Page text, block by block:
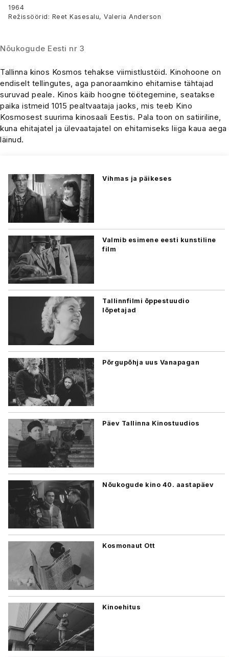
1964
Režissöörid: Reet Kasesalu, Valeria Anderson
Nõukogude Eesti nr 3
Tallinna kinos Kosmos tehakse viimistlustöid. Kinohoone on
endiselt tellingutes, aga panoraamkino ehitamise tähtajad
suruvad peale. Kinos käib hoogne töötegemine, seatakse
paika istmeid 1015 pealtvaataja jaoks, mis teeb Kino
Kosmosest suurima kinosaali Eestis. Pala toon on satiiriline,
kuna ehitajatel ja ülevaatajatel on ehitamiseks liiga kaua aega
läinud.
Vihmas ja päikeses
Valmib esimene eesti kunstiline
film
Tallinnfilmi õppestuudio
lõpetajad
Põrgupõhja uus Vanapagan
Päev Tallinna Kinostuudios
Nõukogude kino 40. aastapäev
Kosmonaut Ott
Kinoehitus